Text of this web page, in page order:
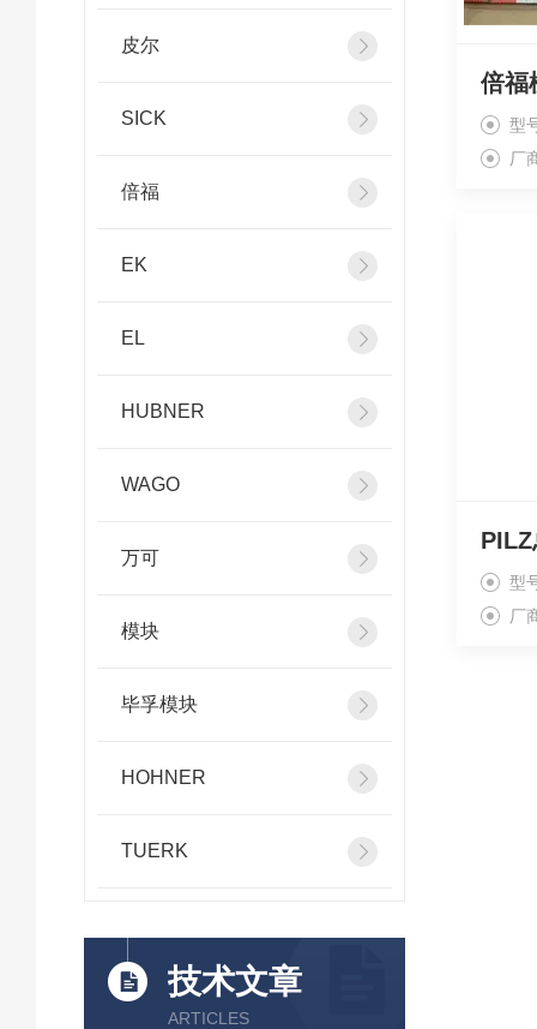
皮尔
SICK
倍福
EK
EL
HUBNER
WAGO
万可
模块
毕孚模块
HOHNER
TUERK
技术文章
ARTICLES
倍福
型
厂
型
厂